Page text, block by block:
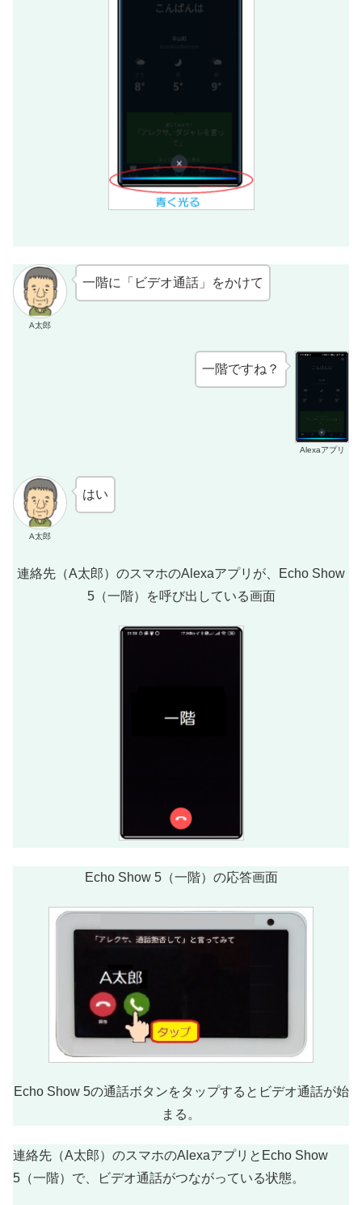
A太郎
一階に「ビデオ通話」をかけて
Alexaアプリ
一階ですね？
A太郎
はい
連絡先（A太郎）のスマホのAlexaアプリが、Echo Show
5（一階）を呼び出している画面
Echo Show 5（一階）の応答画面
Echo Show 5の通話ボタンをタップするとビデオ通話が始
まる。
連絡先（A太郎）のスマホのAlexaアプリとEcho Show
5（一階）で、ビデオ通話がつながっている状態。